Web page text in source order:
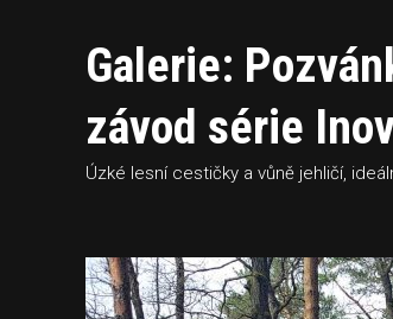
Galerie:
závod série
Úzké lesní cestičky a vůně jehličí,